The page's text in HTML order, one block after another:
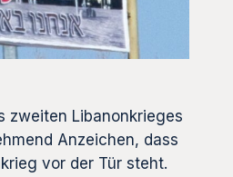
zweiten Libanonkrieges
Anzeichen, dass
vor der Tür steht.